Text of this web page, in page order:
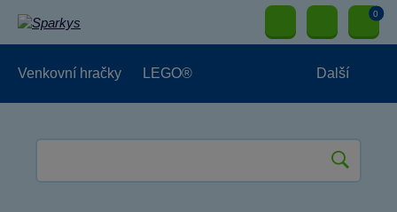
0
Venkovní hračky LEGO® Další